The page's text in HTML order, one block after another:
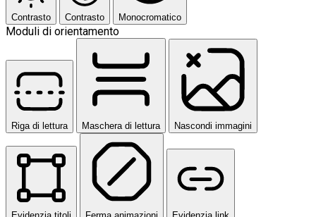
Contrasto Contrasto Monocromatico
Moduli di orientamento
Riga di lettura Maschera di lettura Nascondi immagini